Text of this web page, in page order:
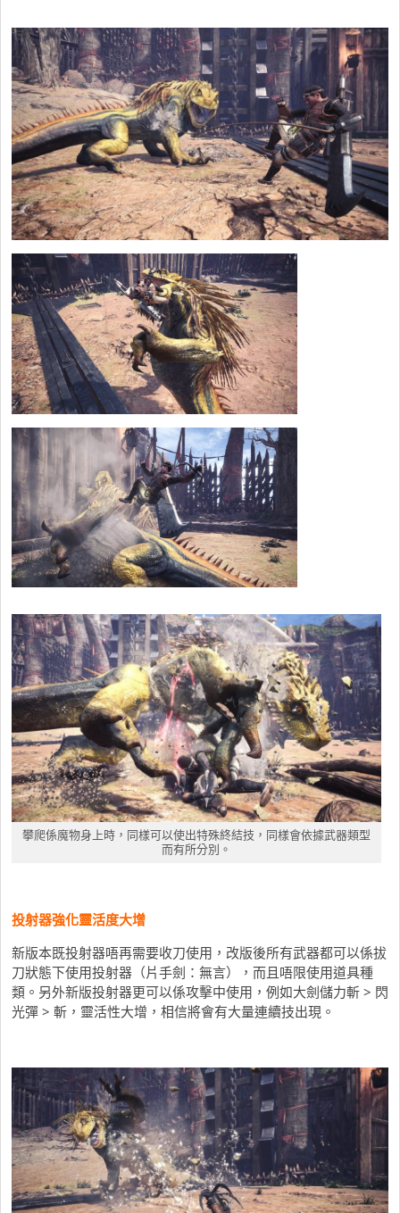
攀爬係魔物身上時，同樣可以使出特殊終結技，同樣會依據武器類型
而有所分別。
投射器強化靈活度大增
新版本既投射器唔再需要收刀使用，改版後所有武器都可以係拔
刀狀態下使用投射器（片手劍：無言），而且唔限使用道具種
類。另外新版投射器更可以係攻擊中使用，例如大劍儲力斬 > 閃
光彈 > 斬，靈活性大增，相信將會有大量連續技出現。